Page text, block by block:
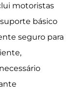
motoristas
básico
seguro para